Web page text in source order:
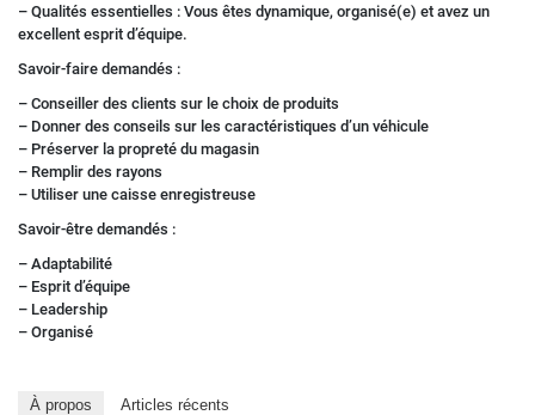
– Qualités essentielles : Vous êtes dynamique, organisé(e) et avez un
excellent esprit d’équipe.
Savoir-faire demandés :
– Conseiller des clients sur le choix de produits
– Donner des conseils sur les caractéristiques d’un véhicule
– Préserver la propreté du magasin
– Remplir des rayons
– Utiliser une caisse enregistreuse
Savoir-être demandés :
– Adaptabilité
– Esprit d’équipe
– Leadership
– Organisé
À propos Articles récents